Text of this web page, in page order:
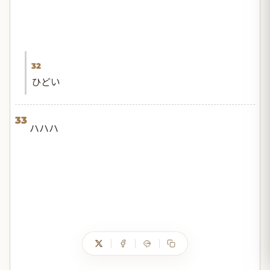
32
ひどい
33
ハハハ